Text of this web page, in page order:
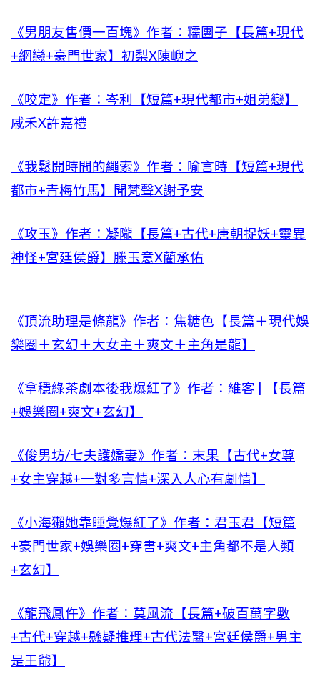
《男朋友售價一百塊》作者：糯團子【長篇+現代
+網戀+豪門世家】初梨X陳嶼之
《咬定》作者：岑利【短篇+現代都市+姐弟戀】
戚禾X許嘉禮
《我鬆開時間的繩索》作者：喻言時【短篇+現代
都市+青梅竹馬】聞梵聲X謝予安
《攻玉》作者：凝隴【長篇+古代+唐朝捉妖+靈異
神怪+宮廷侯爵】滕玉意X藺承佑
《頂流助理是條龍》作者：焦糖色【長篇＋現代娛
樂圈＋玄幻＋大女主＋爽文＋主角是龍】
《拿穩綠茶劇本後我爆紅了》作者：維客 | 【長篇
+娛樂圈+爽文+玄幻】
《俊男坊/七夫護嬌妻》作者：末果【古代+女尊
+女主穿越+一對多言情+深入人心有劇情】
《小海獺她靠睡覺爆紅了》作者：君玉君【短篇
+豪門世家+娛樂圈+穿書+爽文+主角都不是人類
+玄幻】
《龍飛鳳仵》作者：莫風流【長篇+破百萬字數
+古代+穿越+懸疑推理+古代法醫+宮廷侯爵+男主
是王爺】